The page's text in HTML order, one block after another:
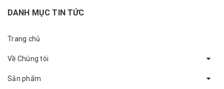
DANH MỤC TIN TỨC
Trang chủ
Về Chúng tôi
Sản phẩm